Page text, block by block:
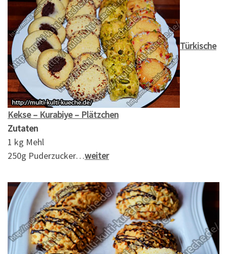
Türkische
Kekse – Kurabiye – Plätzchen
Zutaten
1 kg Mehl
250g Puderzucker…weiter